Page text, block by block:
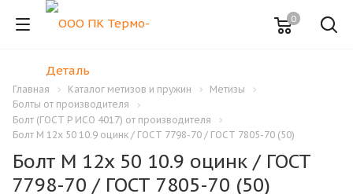
0
Главная Каталог метизов и пружин
Метизы
Болты от производителя
Болт (ГОСТ Р ИСО 4017) от производителя
Болт M 12x 50 10.9 оцинк / ГОСТ 7798-70 / ГОСТ 7805-70 (50)
Болт M 12x 50 10.9 оцинк / ГОСТ
7798-70 / ГОСТ 7805-70 (50)